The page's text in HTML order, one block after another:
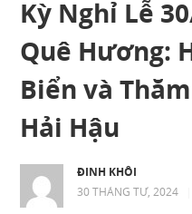
Kỳ Nghỉ Lễ
Quê Hương:
Biển và
Hải Hậu
ĐINH KHÔI
30 THÁNG TƯ, 2024